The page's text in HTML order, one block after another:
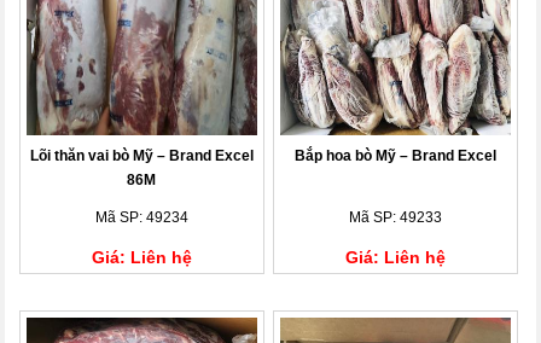
Lõi thăn vai bò Mỹ – Brand Excel
86M
Mã SP: 49234
Giá: Liên hệ
Bắp hoa bò Mỹ – Brand Excel
Mã SP: 49233
Giá: Liên hệ